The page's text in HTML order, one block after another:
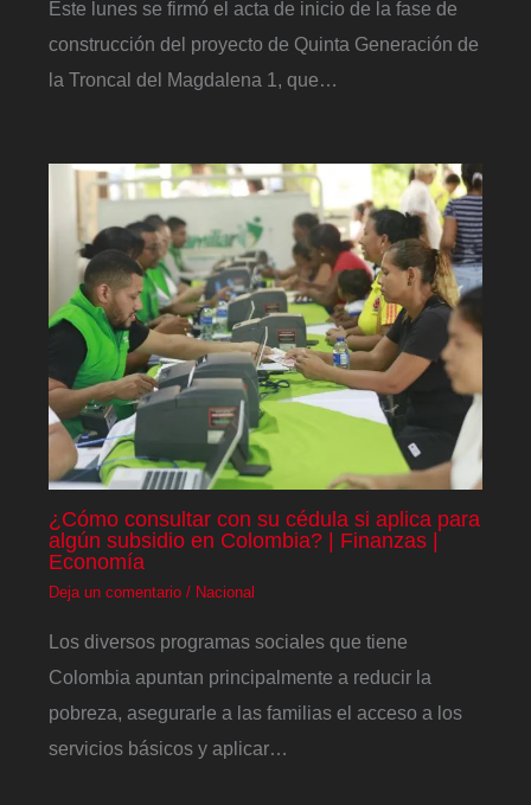
Este lunes se firmó el acta de inicio de la fase de
construcción del proyecto de Quinta Generación de
la Troncal del Magdalena 1, que…
¿Cómo consultar con su cédula si aplica para
algún subsidio en Colombia? | Finanzas |
Economía
Deja un comentario / Nacional
Los diversos programas sociales que tiene
Colombia apuntan principalmente a reducir la
pobreza, asegurarle a las familias el acceso a los
servicios básicos y aplicar…